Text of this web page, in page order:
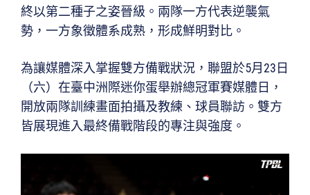
終以第二種子之姿晉級。兩隊一方代表逆襲氣
勢，一方象徵體系成熟，形成鮮明對比。
為讓媒體深入掌握雙方備戰狀況，聯盟於5月23日
（六）在臺中洲際迷你蛋舉辦總冠軍賽媒體日，
開放兩隊訓練畫面拍攝及教練、球員聯訪。雙方
皆展現進入最終備戰階段的專注與強度。